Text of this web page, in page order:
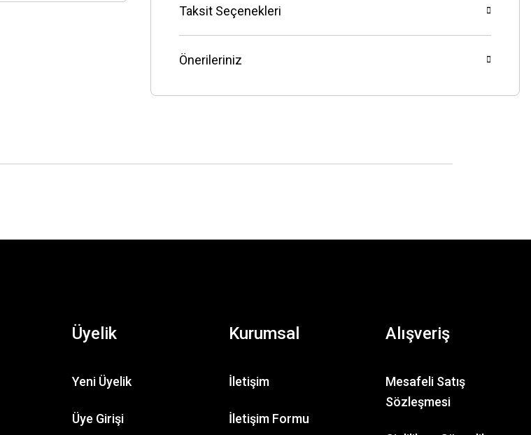
Taksit Seçenekleri
Önerileriniz
Üyelik
Yeni Üyelik
Üye Girişi
Kurumsal
İletişim
İletişim Formu
Alışveriş
Mesafeli Satış
Sözleşmesi